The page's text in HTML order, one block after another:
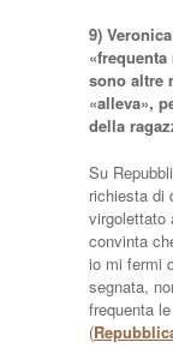
9)
sono altre
«alleva»,
della
Su
richiesta di
virgolettato
convinta
io mi fermi
segnata,
frequenta
(